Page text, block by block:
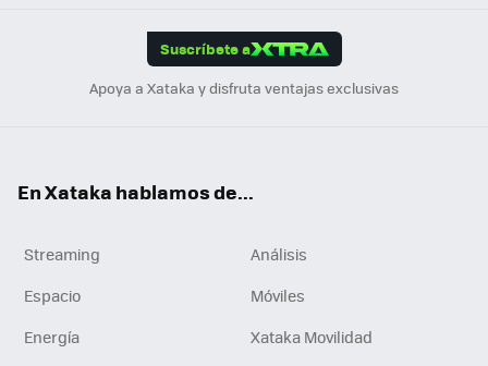
Suscríbete a
Apoya a Xataka y disfruta ventajas exclusivas
En Xataka hablamos de...
Streaming
Análisis
Espacio
Móviles
Energía
Xataka Movilidad